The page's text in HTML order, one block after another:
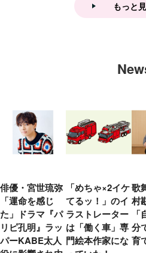
もっと
俳優・宮世琉弥
「運命を感じ
た」ドラマ『パ
リピ孔明』ラッ
パーKABE太人
「めちゃ×2イケ
てるッ！」のイ
ラストレーター
は「働く車」専
門絵本作家にな
歌
村
分
育